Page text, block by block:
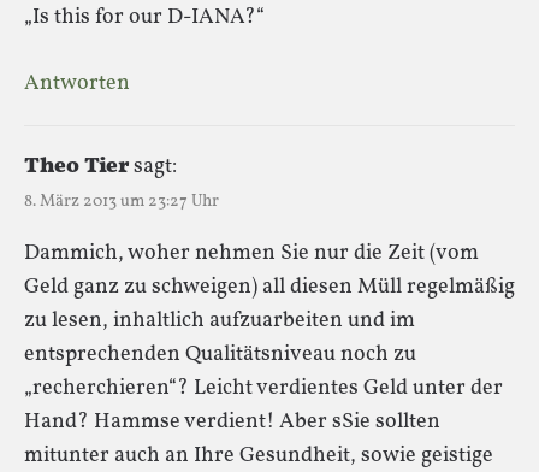
„Is this for our D-IANA?“
Antworten
Theo Tiersagt:
8. März 2013 um 23:27 Uhr
Dammich, woher nehmen Sie nur die Zeit (vom
Geld ganz zu schweigen) all diesen Müll regelmäßig
zu lesen, inhaltlich aufzuarbeiten und im
entsprechenden Qualitätsniveau noch zu
„recherchieren“? Leicht verdientes Geld unter der
Hand? Hammse verdient! Aber sSie sollten
mitunter auch an Ihre Gesundheit, sowie geistige